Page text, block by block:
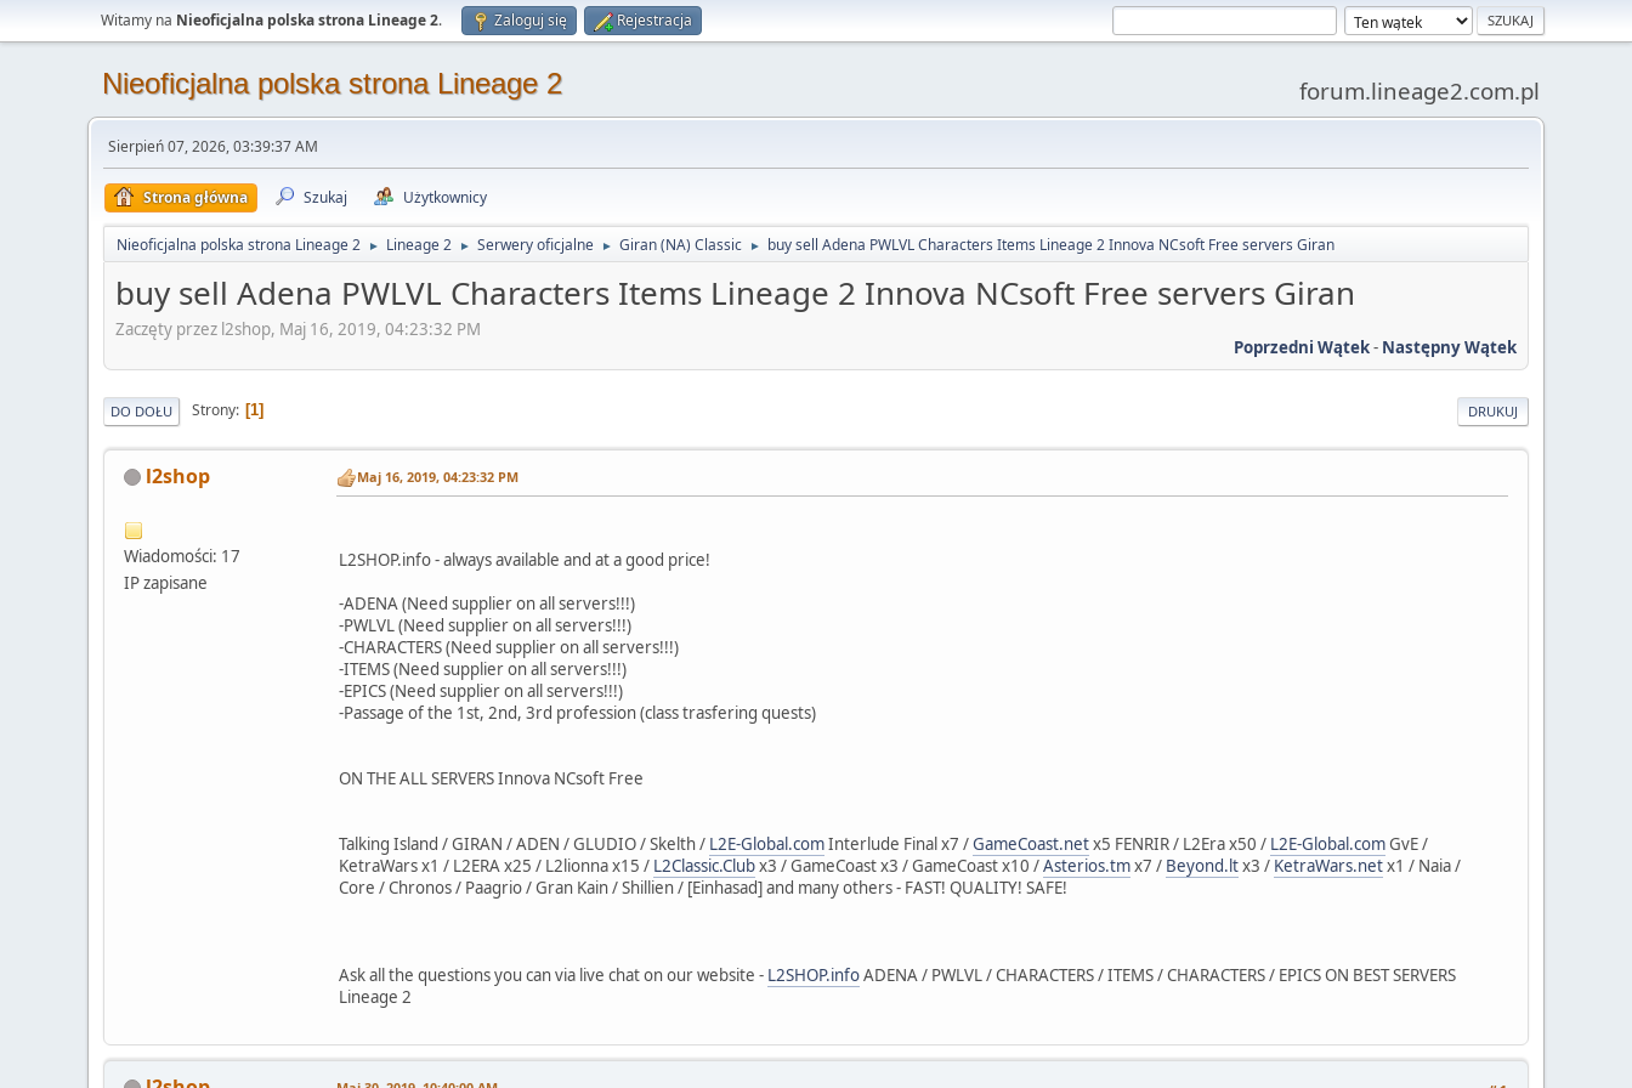
Witamy na Nieoficjalna polska strona Lineage 2. Zaloguj się Rejestracja
Nieoficjalna polska strona Lineage 2 forum.lineage2.com.pl
Sierpień 07, 2026, 03:39:37 AM
Strona główna Szukaj Użytkownicy
Nieoficjalna polska strona Lineage 2 ► Lineage 2 ► Serwery oficjalne ► Giran (NA) Classic ► buy sell Adena PWLVL Characters Items Lineage 2 Innova NCsoft Free servers Giran
buy sell Adena PWLVL Characters Items Lineage 2 Innova NCsoft Free servers Giran
Zaczęty przez l2shop, Maj 16, 2019, 04:23:32 PM
Poprzedni Wątek- Następny Wątek
DRUKUJ
DO DOŁU Strony 1
l2shop
Wiadomości: 17
IP zapisane
Maj 16, 2019, 04:23:32 PM
L2SHOP.info - always available and at a good price!
-ADENA (Need supplier on all servers!!!)
-PWLVL (Need supplier on all servers!!!)
-CHARACTERS (Need supplier on all servers!!!)
-ITEMS (Need supplier on all servers!!!)
-EPICS (Need supplier on all servers!!!)
-Passage of the 1st, 2nd, 3rd profession (class trasfering quests)
ON THE ALL SERVERS Innova NCsoft Free
Talking Island / GIRAN / ADEN / GLUDIO / Skelth / L2E-Global.comInterlude Final x7 /GameCoast.netx5 FENRIR / L2Era x50 / L2E-Global.comGvE /
KetraWars x1 / L2ERA x25 / L2lionna x15 / L2Classic.Clubx3 / GameCoast x3 / GameCoast x10 /Asterios.tmx7 / Beyond.ltx3 / KetraWars.netx1 / Naia /
Core / Chronos / Paagrio / Gran Kain / Shillien / [Einhasad] and many others - FAST! QUALITY! SAFE!
Ask all the questions you can via live chat on our website - L2SHOP.infoADENA / PWLVL / CHARACTERS / ITEMS / CHARACTERS / EPICS ON BEST SERVERS
Lineage 2